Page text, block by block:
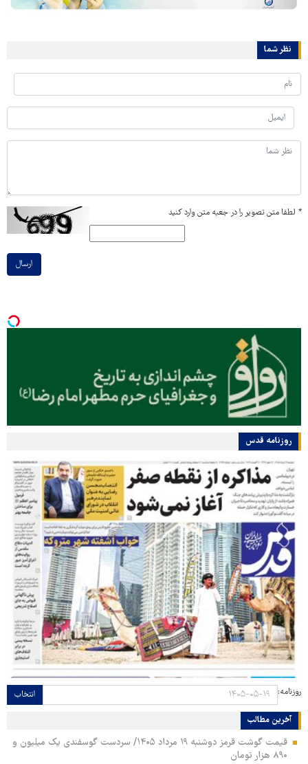
نظر شما
* لطفا متن تصویر را در جعبه متن وارد کنید
ارسال
روزنامه قدس
روزنامه: انتخاب
آخرین مطالب
قیمت گوشت قرمز دوشنبه ۱۹ مرداد ۱۴۰۵/ سردست گوسفندی یک میلیون و
۸۹۰ هزار تومان